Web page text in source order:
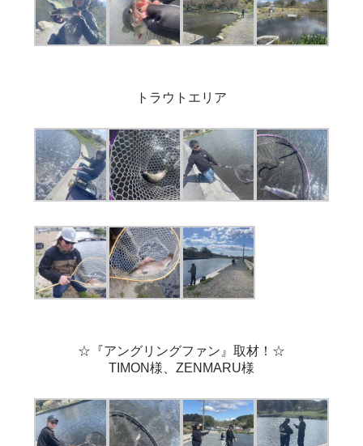
トラウトエリア
☆『アングリングファン』取材！☆
TIMON様、ZENMARU様